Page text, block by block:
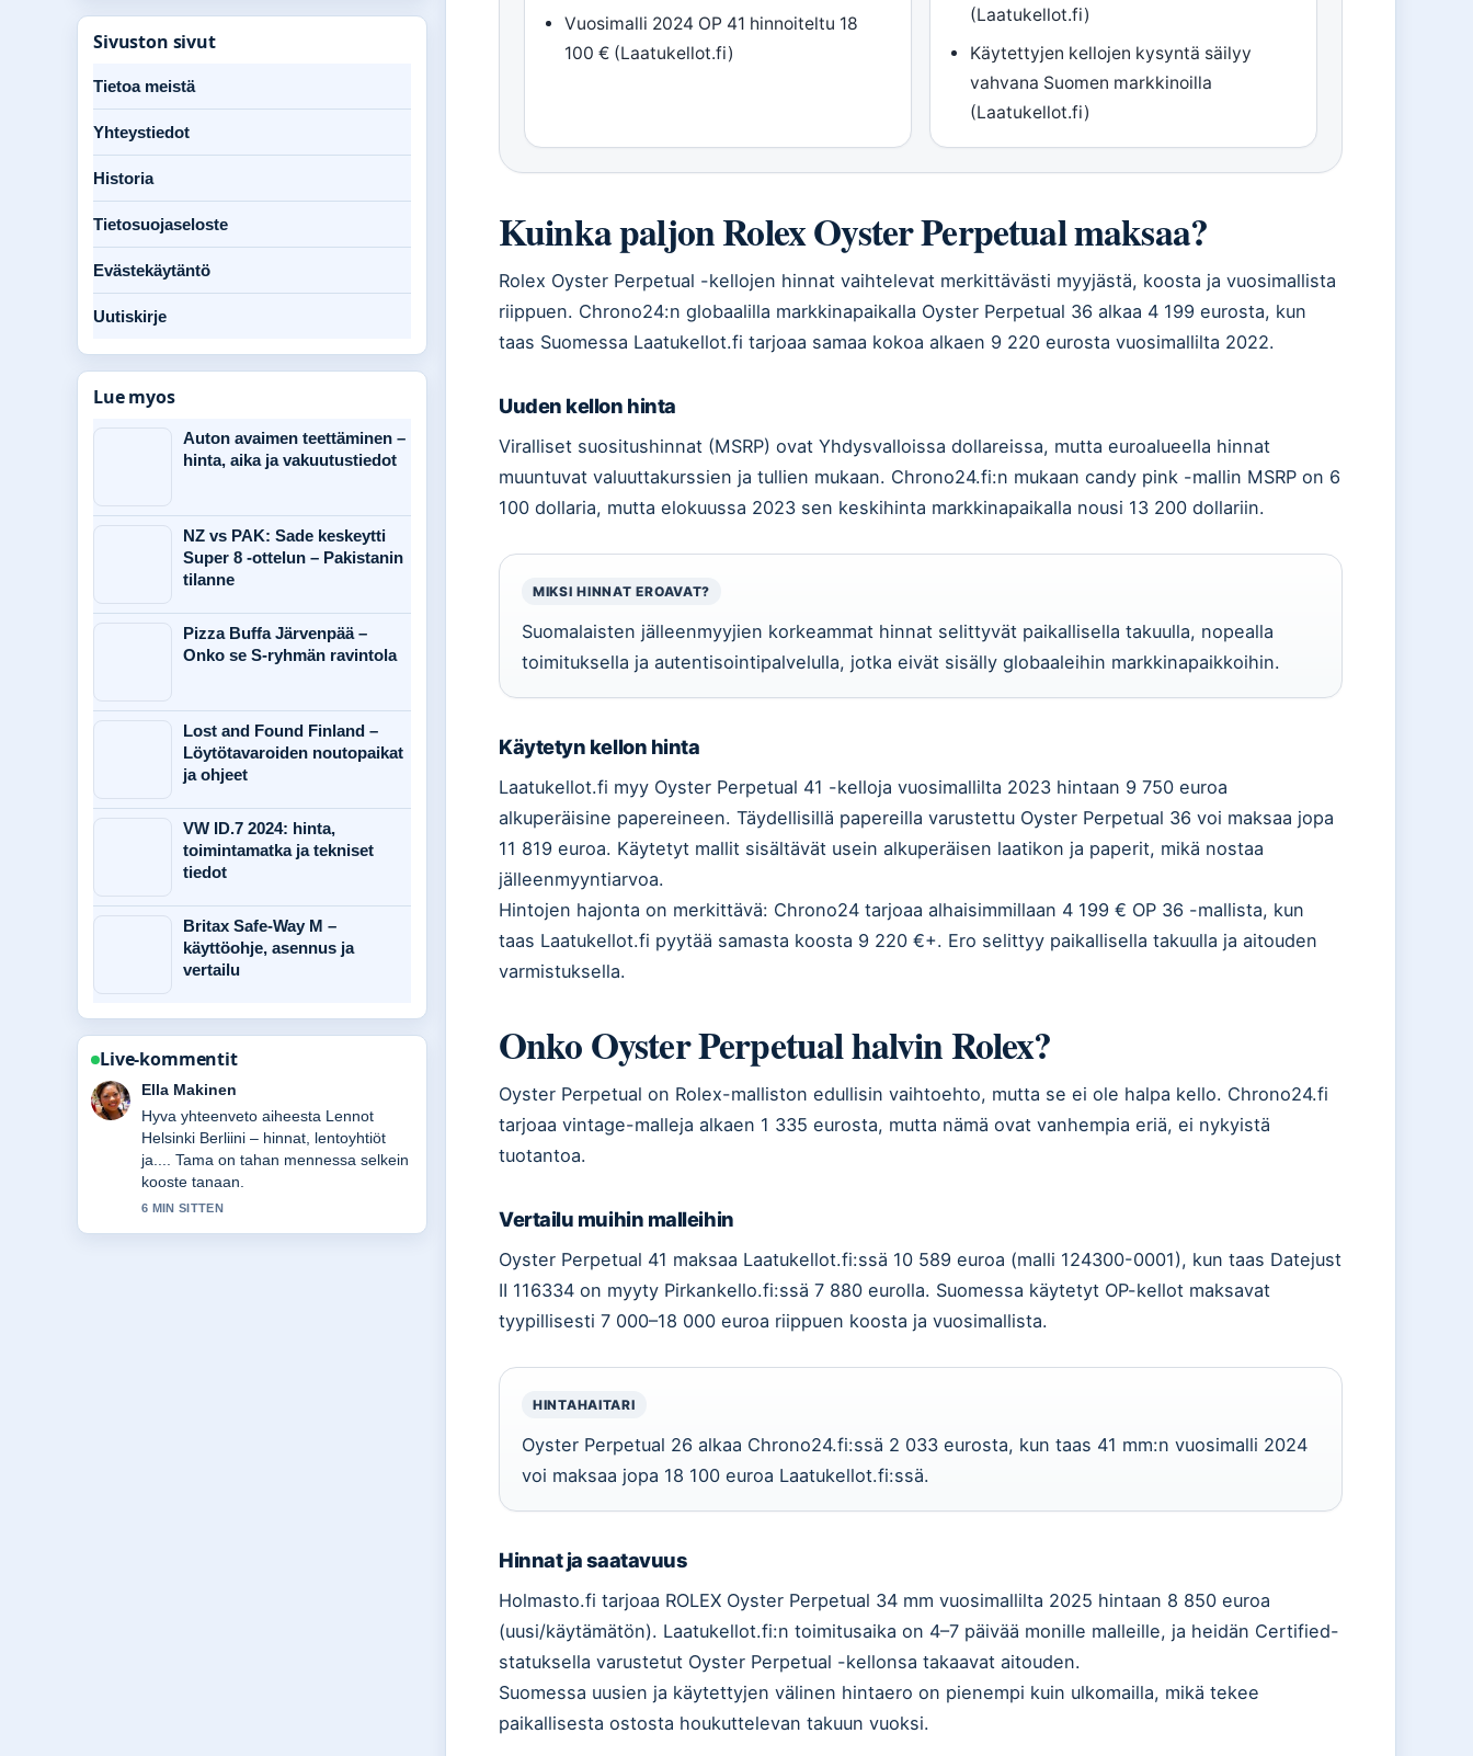
Vuosimalli 2024 OP 41 hinnoiteltu 18
100 € (Laatukellot.fi)
(Laatukellot.fi)
Käytettyjen kellojen kysyntä säilyy
vahvana Suomen markkinoilla
(Laatukellot.fi)
Kuinka paljon Rolex Oyster Perpetual maksaa?
Rolex Oyster Perpetual -kellojen hinnat vaihtelevat merkittävästi myyjästä, koosta ja vuosimallista
riippuen. Chrono24:n globaalilla markkinapaikalla Oyster Perpetual 36 alkaa 4 199 eurosta, kun
taas Suomessa Laatukellot.fi tarjoaa samaa kokoa alkaen 9 220 eurosta vuosimallilta 2022.
Uuden kellon hinta
Viralliset suositushinnat (MSRP) ovat Yhdysvalloissa dollareissa, mutta euroalueella hinnat
muuntuvat valuuttakurssien ja tullien mukaan. Chrono24.fi:n mukaan candy pink -mallin MSRP on 6
100 dollaria, mutta elokuussa 2023 sen keskihinta markkinapaikalla nousi 13 200 dollariin.
MIKSI HINNAT EROAVAT?
Suomalaisten jälleenmyyjien korkeammat hinnat selittyvät paikallisella takuulla, nopealla
toimituksella ja autentisointipalvelulla, jotka eivät sisälly globaaleihin markkinapaikkoihin.
Käytetyn kellon hinta
Laatukellot.fi myy Oyster Perpetual 41 -kelloja vuosimallilta 2023 hintaan 9 750 euroa
alkuperäisine papereineen. Täydellisillä papereilla varustettu Oyster Perpetual 36 voi maksaa jopa
11 819 euroa. Käytetyt mallit sisältävät usein alkuperäisen laatikon ja paperit, mikä nostaa
jälleenmyyntiarvoa.
Hintojen hajonta on merkittävä: Chrono24 tarjoaa alhaisimmillaan 4 199 € OP 36 -mallista, kun
taas Laatukellot.fi pyytää samasta koosta 9 220 €+. Ero selittyy paikallisella takuulla ja aitouden
varmistuksella.
Onko Oyster Perpetual halvin Rolex?
Oyster Perpetual on Rolex-malliston edullisin vaihtoehto, mutta se ei ole halpa kello. Chrono24.fi
tarjoaa vintage-malleja alkaen 1 335 eurosta, mutta nämä ovat vanhempia eriä, ei nykyistä
tuotantoa.
Vertailu muihin malleihin
Oyster Perpetual 41 maksaa Laatukellot.fi:ssä 10 589 euroa (malli 124300-0001), kun taas Datejust
II 116334 on myyty Pirkankello.fi:ssä 7 880 eurolla. Suomessa käytetyt OP-kellot maksavat
tyypillisesti 7 000–18 000 euroa riippuen koosta ja vuosimallista.
HINTAHAITARI
Oyster Perpetual 26 alkaa Chrono24.fi:ssä 2 033 eurosta, kun taas 41 mm:n vuosimalli 2024
voi maksaa jopa 18 100 euroa Laatukellot.fi:ssä.
Hinnat ja saatavuus
Holmasto.fi tarjoaa ROLEX Oyster Perpetual 34 mm vuosimallilta 2025 hintaan 8 850 euroa
(uusi/käytämätön). Laatukellot.fi:n toimitusaika on 4–7 päivää monille malleille, ja heidän Certified-
statuksella varustetut Oyster Perpetual -kellonsa takaavat aitouden.
Suomessa uusien ja käytettyjen välinen hintaero on pienempi kuin ulkomailla, mikä tekee
paikallisesta ostosta houkuttelevan takuun vuoksi.
Sivuston sivut
Tietoa meistä
Yhteystiedot
Historia
Tietosuojaseloste
Evästekäytäntö
Uutiskirje
Lue myos
Auton avaimen teettäminen –
hinta, aika ja vakuutustiedot
NZ vs PAK: Sade keskeytti
Super 8 -ottelun – Pakistanin
tilanne
Pizza Buffa Järvenpää –
Onko se S-ryhmän ravintola
Lost and Found Finland –
Löytötavaroiden noutopaikat
ja ohjeet
VW ID.7 2024: hinta,
toimintamatka ja tekniset
tiedot
Britax Safe-Way M –
käyttöohje, asennus ja
vertailu
Live-kommentit
Joonas Kallio
Seuraan Mercedes-AMG GT – hinta,
tekniset tiedot ja...-lahetysta tarkasti –
arvostan tasapainoista savyja.
8 MIN SITTEN